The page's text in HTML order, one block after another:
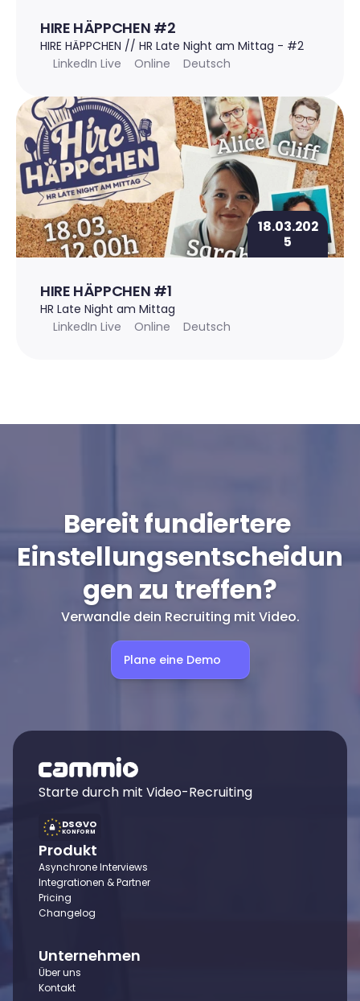
HIRE HÄPPCHEN #2
HIRE HÄPPCHEN // HR Late Night am Mittag - #2
LinkedIn Live
Online Deutsch
18.03.202
5
HIRE HÄPPCHEN #1
HR Late Night am Mittag
LinkedIn Live
Online Deutsch
Bereit fundiertere
Einstellungsentscheidun
gen zu treffen?
Verwandle dein Recruiting mit Video.
Plane eine Demo
Starte durch mit Video-Recruiting
DSGVO
KONFORM
Produkt
Asynchrone Interviews
Integrationen & Partner
Pricing
Changelog
Unternehmen
Über uns
Kontakt